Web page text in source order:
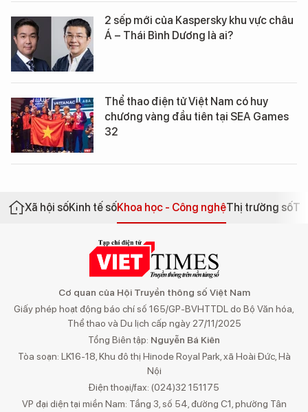
2 sếp mới của Kaspersky khu vực châu
Á – Thái Bình Dương là ai?
Thể thao điện tử Việt Nam có huy
chương vàng đầu tiên tại SEA Games
32
Xã hội sốKinh tế sốKhoa học - Công nghệThị trường số
Cơ quan của Hội Truyền thông số Việt Nam
Giấy phép hoạt động báo chí số 165/GP-BVHTTDL do Bộ Văn hóa,
Thể thao và Du lịch cấp ngày 27/11/2025
Tổng Biên tập: Nguyễn Bá Kiên
Tòa soạn: LK16-18, Khu đô thị Hinode Royal Park, xã Hoài Đức, Hà
Nội
Điện thoại/fax: (024)32 151175
VP đại diện tại miền Nam: Tầng 3, số 54, đường C1, phường Tân